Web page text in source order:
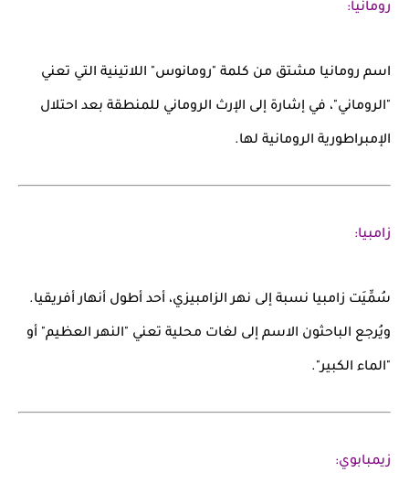
رومانيا:
اسم رومانيا مشتق من كلمة "رومانوس" اللاتينية التي تعني
"الروماني"، في إشارة إلى الإرث الروماني للمنطقة بعد احتلال
الإمبراطورية الرومانية لها.
زامبيا:
سُمِّيَت زامبيا نسبة إلى نهر الزامبيزي، أحد أطول أنهار أفريقيا.
ويُرجع الباحثون الاسم إلى لغات محلية تعني "النهر العظيم" أو
"الماء الكبير".
زيمبابوي: